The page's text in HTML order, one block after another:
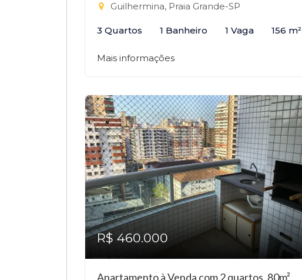
Guilhermina, Praia Grande-SP
3 Quartos 1 Banheiro 1 Vaga 156 m²
Mais informações
R$ 460.000
Apartamento à Venda com 2 quartos, 80m²